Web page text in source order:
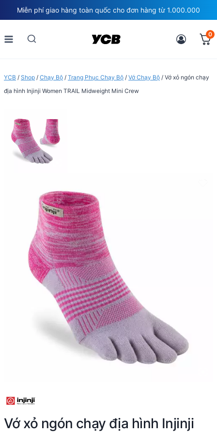
to
content
Miễn phí giao hàng toàn quốc cho đơn hàng từ 1.000.000
0
YCB / Shop / Chạy Bộ / Trang Phục Chạy Bộ / Vớ Chạy Bộ / Vớ xỏ ngón chạy
địa hình Injinji Women TRAIL Midweight Mini Crew
Vớ xỏ ngón chạy địa hình Injinji